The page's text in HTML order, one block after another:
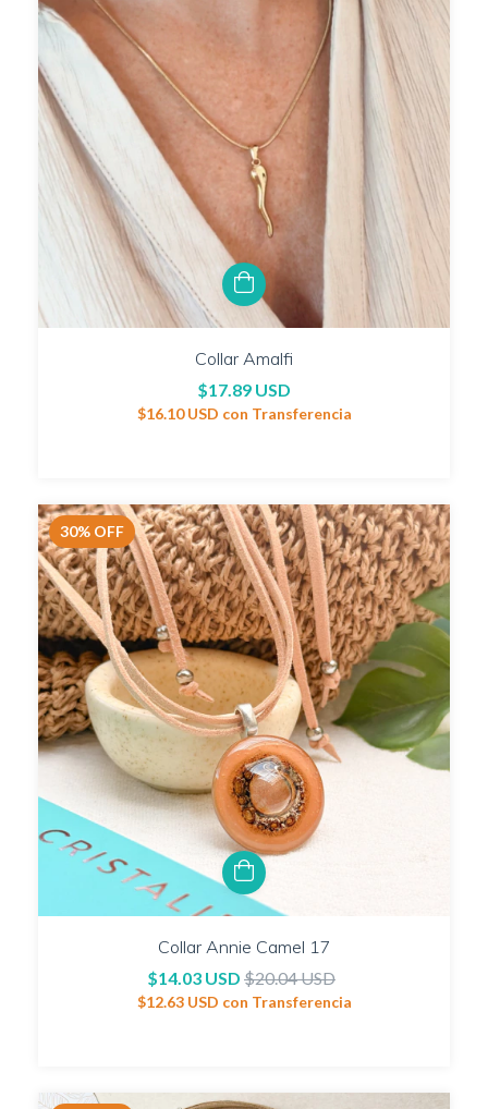
Collar Amalfi
$17.89 USD
$16.10 USD con Transferencia
30% OFF
Collar Annie Camel 17
$14.03 USD $20.04 USD
$12.63 USD con Transferencia